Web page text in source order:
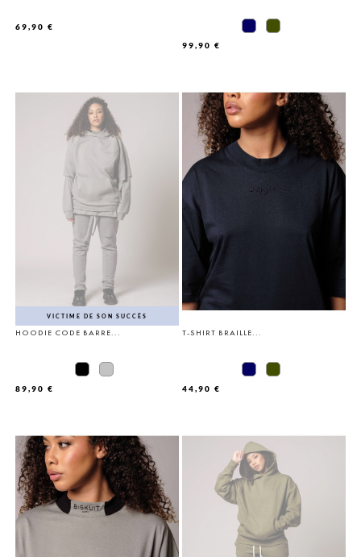
69,90 €
99,90 €
VICTIME DE SON SUCCÈS
HOODIE CODE BARRE...
89,90 €
T-SHIRT BRAILLE...
44,90 €